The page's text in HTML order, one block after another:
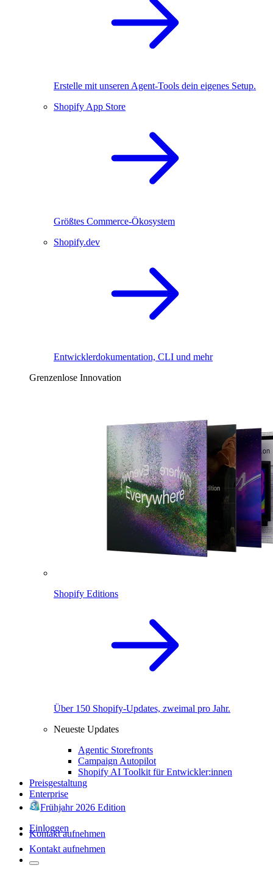
Erstelle mit unseren Agent-Tools dein eigenes Setup.
Shopify App Store
Größtes Commerce-Ökosystem
Shopify.dev
Entwicklerdokumentation, CLI und mehr
Grenzenlose Innovation
Shopify Editions
Über 150 Shopify-Updates, zweimal pro Jahr.
Neueste Updates
Agentic Storefronts
Campaign Autopilot
Shopify AI Toolkit für Entwickler:innen
Preisgestaltung
Enterprise
Frühjahr 2026 Edition
Einloggen
Kontakt aufnehmen
Kontakt aufnehmen